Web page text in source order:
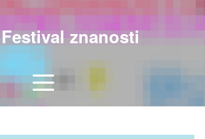
Festival znanosti